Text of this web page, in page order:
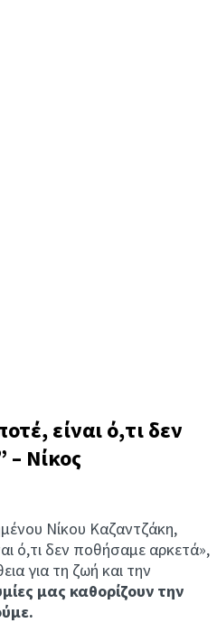
είναι ό,τι δεν
Νίκος
Νίκου Καζαντζάκη,
ό,τι δεν ποθήσαμε αρκετά»,
για τη ζωή και την
μας καθορίζουν την